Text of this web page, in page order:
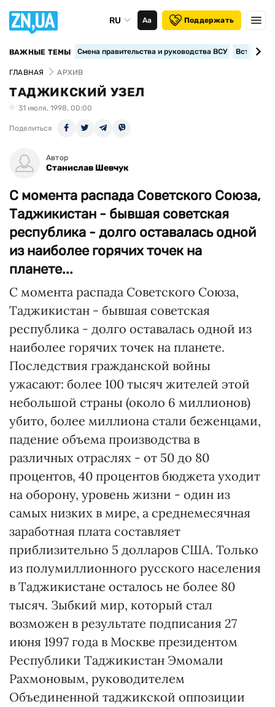
RU Аа Поддержать
ВАЖНЫЕ ТЕМЫ Смена правительства и руководства ВСУ
ГЛАВНАЯ АРХИВ
ТАДЖИКСКИЙ УЗЕЛ
31 июля, 1998, 00:00
Поделиться
Автор
Станислав Шевчук
С момента распада Советского Союза,
Таджикистан - бывшая советская
республика - долго оставалась одной
из наиболее горячих точек на
планете...
С момента распада Советского Союза,
Таджикистан - бывшая советская
республика - долго оставалась одной из
наиболее горячих точек на планете.
Последствия гражданской войны
ужасают: более 100 тысяч жителей этой
небольшой страны (около 6 миллионов)
убито, более миллиона стали беженцами,
падение объема производства в
различных отраслях - от 50 до 80
процентов, 40 процентов бюджета уходит
на оборону, уровень жизни - один из
самых низких в мире, а среднемесячная
заработная плата составляет
приблизительно 5 долларов США. Только
из полумиллионного русского населения
в Таджикистане осталось не более 80
тысяч. Зыбкий мир, который стал
возможен в результате подписания 27
июня 1997 года в Москве президентом
Республики Таджикистан Эмомали
Рахмоновым, руководителем
Объединенной таджикской оппозиции